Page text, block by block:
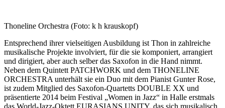
Thoneline Orchestra (Foto: k h krauskopf)
Entsprechend ihrer vielseitigen Ausbildung ist Thon in zahlreiche
musikalische Projekte involviert, für die sie komponiert, arrangiert
und dirigiert, aber auch selber das Saxofon in die Hand nimmt.
Neben dem Quintett PATCHWORK und dem THONELINE
ORCHESTRA unterhält sie ein Duo mit dem Pianist Gunter Rose,
ist zudem Mitglied des Saxofon-Quartetts DOUBLE XX und
präsentierte 2014 beim Festival „Women in Jazz“ in Halle erstmals
das World-Jazz-Oktett EURASIANS UNITY, das sich musikalisch